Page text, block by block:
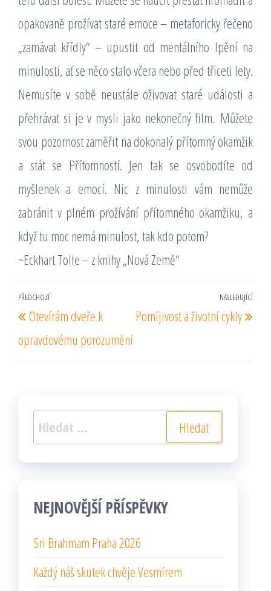
opakovaně prožívat staré emoce – metaforicky řečeno
„zamávat křídly“ – upustit od mentálního lpění na
minulosti, ať se něco stalo včera nebo před třiceti lety.
Nemusíte v sobě neustále oživovat staré události a
přehrávat si je v mysli jako nekonečný film. Můžete
svou pozornost zaměřit na dokonalý přítomný okamžik
a stát se Přítomností. Jen tak se osvobodíte od
myšlenek a emocí. Nic z minulosti vám nemůže
zabránit v plném prožívání přítomného okamžiku, a
když tu moc nemá minulost, tak kdo potom?
~Eckhart Tolle – z knihy „Nová Země“
Navigace
pro
příspěvek
Předchozí
příspěvek
PŘEDCHOZÍ
Otevírám dveře k
opravdovému porozumění
NÁSLEDUJÍCÍ
Pomíjivost a životní cykly
Vyhledávání
NEJNOVĚJŠÍ PŘÍSPĚVKY
Sri Brahmam Praha 2026
Každý náš skutek chvěje Vesmírem